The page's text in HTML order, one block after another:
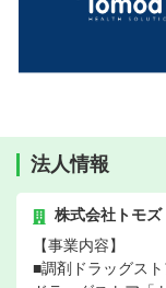
法人情報
株式会社トモズ
【事業内容】
■調剤ドラッグス